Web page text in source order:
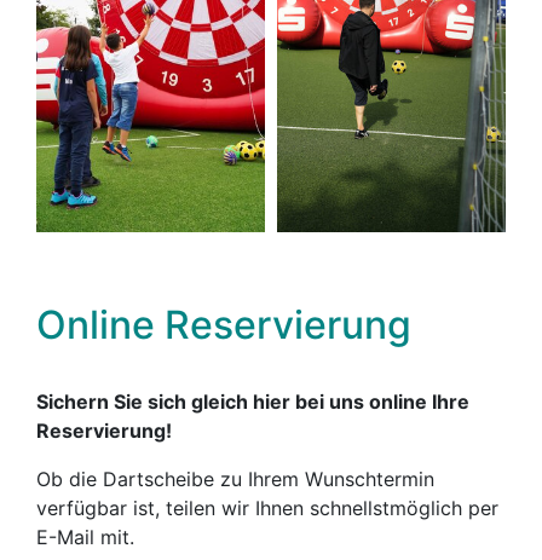
Online Reservierung
Sichern Sie sich gleich hier bei uns online Ihre
Reservierung!
Ob die Dartscheibe zu Ihrem Wunschtermin
verfügbar ist, teilen wir Ihnen schnellstmöglich per
E-Mail mit.